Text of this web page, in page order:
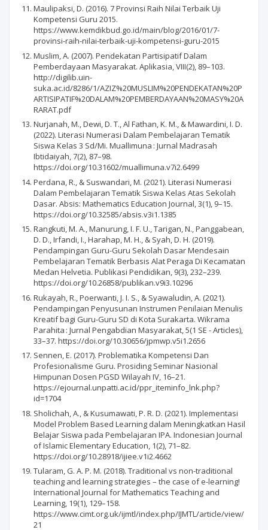
Maulipaksi, D. (2016). 7 Provinsi Raih Nilai Terbaik Uji
Kompetensi Guru 2015.
https://www.kemdikbud.go.id/main/blog/2016/01/7-
provinsi-raih-nilai-terbaik-uji-kompetensi-guru-2015
Muslim, A. (2007). Pendekatan Partisipatif Dalam
Pemberdayaan Masyarakat. Aplikasia, VIII(2), 89–103.
http://digilib.uin-
suka.ac.id/8286/1/AZIZ%20MUSLIM%20PENDEKATAN%20P
ARTISIPATIF%20DALAM%20PEMBERDAYAAN%20MASY%20A
RARAT.pdf
Nurjanah, M., Dewi, D. T., Al Fathan, K. M., & Mawardini, I. D.
(2022). Literasi Numerasi Dalam Pembelajaran Tematik
Siswa Kelas 3 Sd/Mi. Muallimuna : Jurnal Madrasah
Ibtidaiyah, 7(2), 87–98.
https://doi.org/10.31602/muallimuna.v7i2.6499
Perdana, R., & Suswandari, M. (2021). Literasi Numerasi
Dalam Pembelajaran Tematik Siswa Kelas Atas Sekolah
Dasar. Absis: Mathematics Education Journal, 3(1), 9–15.
https://doi.org/10.32585/absis.v3i1.1385
Rangkuti, M. A., Manurung, I. F. U., Tarigan, N., Panggabean,
D. D., Irfandi, I., Harahap, M. H., & Syah, D. H. (2019).
Pendampingan Guru-Guru Sekolah Dasar Mendesain
Pembelajaran Tematik Berbasis Alat Peraga Di Kecamatan
Medan Helvetia. Publikasi Pendidikan, 9(3), 232–239.
https://doi.org/10.26858/publikan.v9i3.10296
Rukayah, R., Poerwanti, J. I. S., & Syawaludin, A. (2021).
Pendampingan Penyusunan Instrumen Penilaian Menulis
Kreatif bagi Guru-Guru SD di Kota Surakarta. Wikrama
Parahita : Jurnal Pengabdian Masyarakat, 5(1 SE - Articles),
33–37. https://doi.org/10.30656/jpmwp.v5i1.2656
Sennen, E. (2017). Problematika Kompetensi Dan
Profesionalisme Guru. Prosiding Seminar Nasional
Himpunan Dosen PGSD Wilayah IV, 16–21.
https://ejournal.unpatti.ac.id/ppr_iteminfo_lnk.php?
id=1704
Sholichah, A., & Kusumawati, P. R. D. (2021). Implementasi
Model Problem Based Learning dalam Meningkatkan Hasil
Belajar Siswa pada Pembelajaran IPA. Indonesian Journal
of Islamic Elementary Education, 1(2), 71–82.
https://doi.org/10.28918/ijiee.v1i2.4662
Tularam, G. A. P. M. (2018). Traditional vs non-traditional
teaching and learning strategies – the case of e-learning!
International Journal for Mathematics Teaching and
Learning, 19(1), 129–158.
https://www.cimt.org.uk/ijmtl/index.php/IJMTL/article/view/
21